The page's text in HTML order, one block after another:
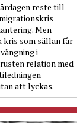
reste till
Men
kris som sällan får
i
relation med
att lyckas.